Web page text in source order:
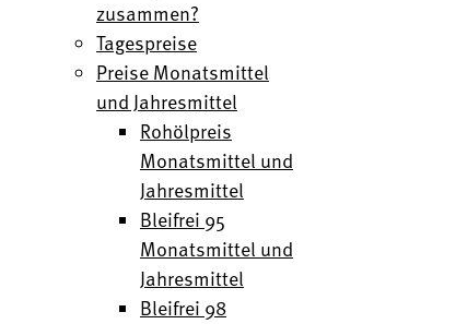
zusammen?
Tagespreise
Preise Monatsmittel
und Jahresmittel
Rohölpreis
Monatsmittel und
Jahresmittel
Bleifrei 95
Monatsmittel und
Jahresmittel
Bleifrei 98